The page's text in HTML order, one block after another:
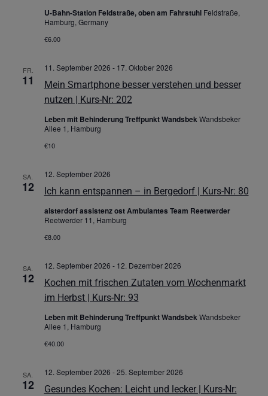
U-Bahn-Station Feldstraße, oben am Fahrstuhl Feldstraße,
Hamburg, Germany
€6.00
FR.
11
Mein Smartphone besser verstehen und besser
nutzen | Kurs-Nr: 202
11. September 2026 - 17. Oktober 2026
Leben mit Behinderung Treffpunkt WandsbekWandsbeker
Allee 1, Hamburg
€10
SA.
12 Ich kann entspannen – in Bergedorf | Kurs-Nr: 80
12. September 2026
alsterdorf assistenz ost Ambulantes Team Reetwerder
Reetwerder 11, Hamburg
€8.00
SA.
12
Kochen mit frischen Zutaten vom Wochenmarkt
im Herbst | Kurs-Nr: 93
12. September 2026 - 12. Dezember 2026
Leben mit Behinderung Treffpunkt WandsbekWandsbeker
Allee 1, Hamburg
€40.00
SA.
12
Gesundes Kochen: Leicht und lecker | Kurs-Nr:
12. September 2026 -25. September 2026